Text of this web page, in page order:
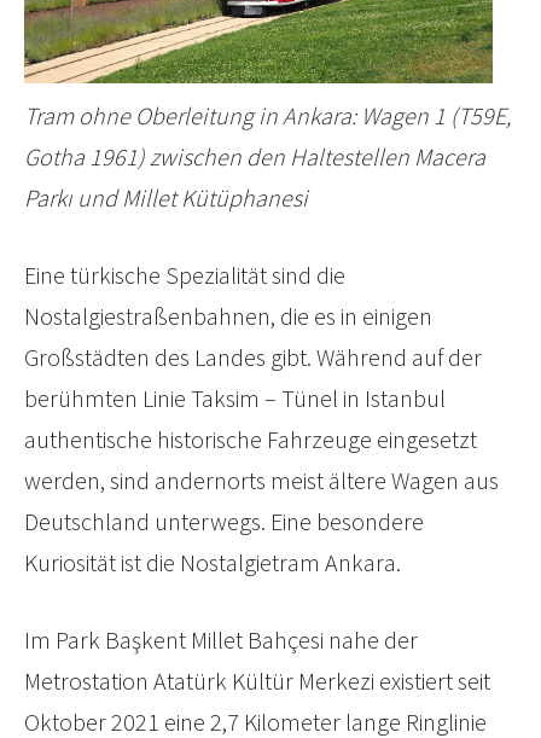
Tram ohne Oberleitung in Ankara: Wagen 1 (T59E,
Gotha 1961) zwischen den Haltestellen Macera
Parkı und Millet Kütüphanesi
Eine türkische Spezialität sind die
Nostalgiestraßenbahnen, die es in einigen
Großstädten des Landes gibt. Während auf der
berühmten Linie Taksim – Tünel in Istanbul
authentische historische Fahrzeuge eingesetzt
werden, sind andernorts meist ältere Wagen aus
Deutschland unterwegs. Eine besondere
Kuriosität ist die Nostalgietram Ankara.
Im Park Başkent Millet Bahçesi nahe der
Metrostation Atatürk Kültür Merkezi existiert seit
Oktober 2021 eine 2,7 Kilometer lange Ringlinie